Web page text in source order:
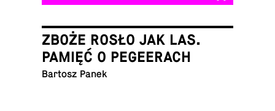
ZBOŻE ROSŁO JAK LAS.
PAMIĘĆ O PEGEERACH
Bartosz Panek